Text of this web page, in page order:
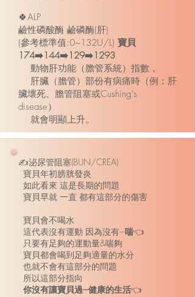
🍀ALP
鹼性磷酸酶 鹼磷酶(肝)
(參考標準值:0~132U/L) 寶貝
174➡️144➡️129➡️1293
動物肝功能（膽管系統）指數，
肝臟（膽管）部份有病痛時（例：肝
臟壞死、膽管阻塞或Cushing's
disease）
就會明顯上升。
✍️泌尿管阻塞(BUN/CREA)
寶貝年初膀胱發炎
如此看來 這是長期的問題
寶貝早就 一直 都有這部分的傷害
寶貝會不喝水
這代表沒有運動 因為沒有---喘👈
只要有足夠的運動量&喘夠
寶貝都會喝到足夠適量的水分
也就不會有這部分的問題
所以這部分指向
你沒有讓寶貝過---健康的生活👈